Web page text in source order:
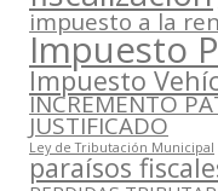
impuesto a la
Impuesto
Impuesto
INCREMENTO
JUSTIFICADO
Ley de Tributación Municipal
paraísos